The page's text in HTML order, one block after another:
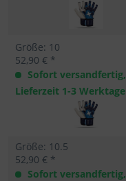
Größe: 10
52,90 € *
Sofort versandfertig,
Lieferzeit 1-3 Werktage
Größe: 10.5
52,90 € *
Sofort versandfertig,